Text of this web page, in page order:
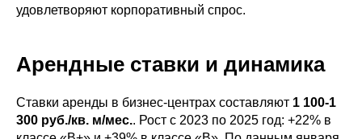
удовлетворяют корпоративный спрос.
Арендные ставки и динамика
Ставки аренды в бизнес-центрах составляют 1 100-1
300 руб./кв. м/мес.. Рост с 2023 по 2025 год: +22% в